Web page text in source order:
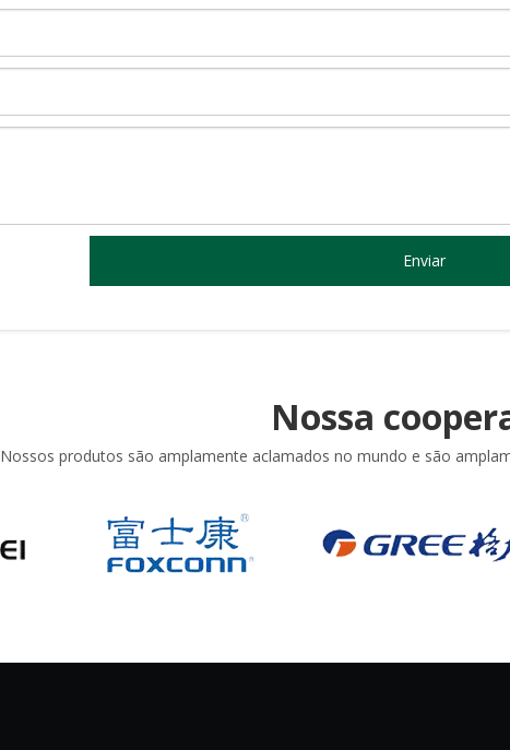
Enviar
Nossa
Nossos produtos são amplamente aclamados no mundo e são